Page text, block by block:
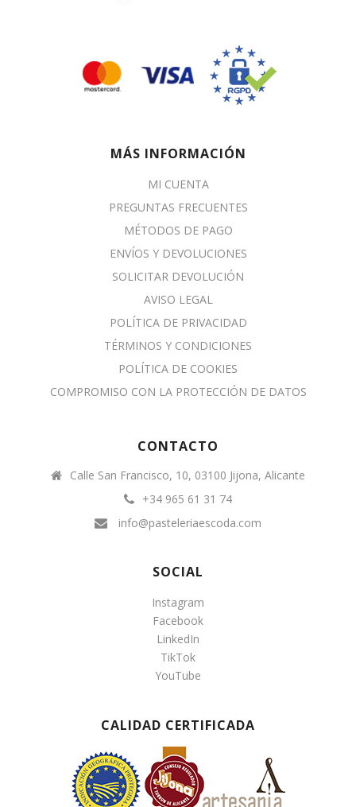
MÁS INFORMACIÓN
MI CUENTA
PREGUNTAS FRECUENTES
MÉTODOS DE PAGO
ENVÍOS Y DEVOLUCIONES
SOLICITAR DEVOLUCIÓN
AVISO LEGAL
POLÍTICA DE PRIVACIDAD
TÉRMINOS Y CONDICIONES
POLÍTICA DE COOKIES
COMPROMISO CON LA PROTECCIÓN DE DATOS
CONTACTO
Calle San Francisco, 10, 03100 Jijona, Alicante
+34 965 61 31 74
info@pasteleriaescoda.com
SOCIAL
Instagram
Facebook
LinkedIn
TikTok
YouTube
CALIDAD CERTIFICADA